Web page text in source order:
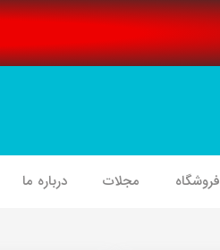
فروشگاه مجلات درباره ما